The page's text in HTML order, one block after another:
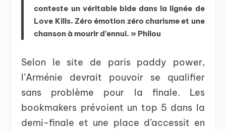
conteste un véritable bide dans la lignée de
Love Kills. Zéro émotion zéro charisme et une
chanson à mourir d’ennui. » Philou
Selon le site de paris paddy power,
l’Arménie devrait pouvoir se qualifier
sans problème pour la finale. Les
bookmakers prévoient un top 5 dans la
demi-finale et une place d’accessit en